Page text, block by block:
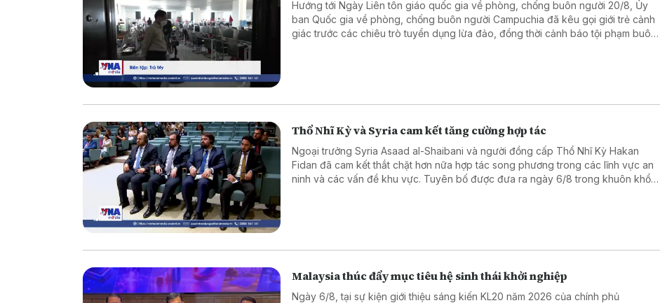
Hướng tới Ngày Liên tôn giáo quốc gia về phòng, chống buôn người 20/8, Ủy
ban Quốc gia về phòng, chống buôn người Campuchia đã kêu gọi giới trẻ cảnh
giác trước các chiêu trò tuyển dụng lừa đảo, đồng thời cảnh báo tội phạm buôn
Thổ Nhĩ Kỳ và Syria cam kết tăng cường hợp tác
Ngoại trưởng Syria Asaad al-Shaibani và người đồng cấp Thổ Nhĩ Kỳ Hakan
Fidan đã cam kết thắt chặt hơn nữa hợp tác song phương trong các lĩnh vực an
ninh và các vấn đề khu vực. Tuyên bố được đưa ra ngày 6/8 trong khuôn khổ
Malaysia thúc đẩy mục tiêu hệ sinh thái khởi nghiệp
Ngày 6/8, tại sự kiện giới thiệu sáng kiến KL20 năm 2026 của chính phủ